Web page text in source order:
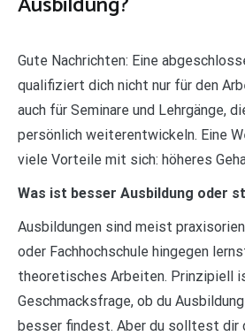
Gute Nachrichten: Eine
qualifiziert dich nicht nur für den
auch für Seminare und Lehrgänge,
persönlich weiterentwickeln. Eine
viele Vorteile mit sich: höheres
Was ist besser Ausbildung oder
Ausbildungen sind meist
oder Fachhochschule hingegen
theoretisches Arbeiten. Prinzipiell
Geschmacksfrage, ob du
besser findest. Aber du solltest dir